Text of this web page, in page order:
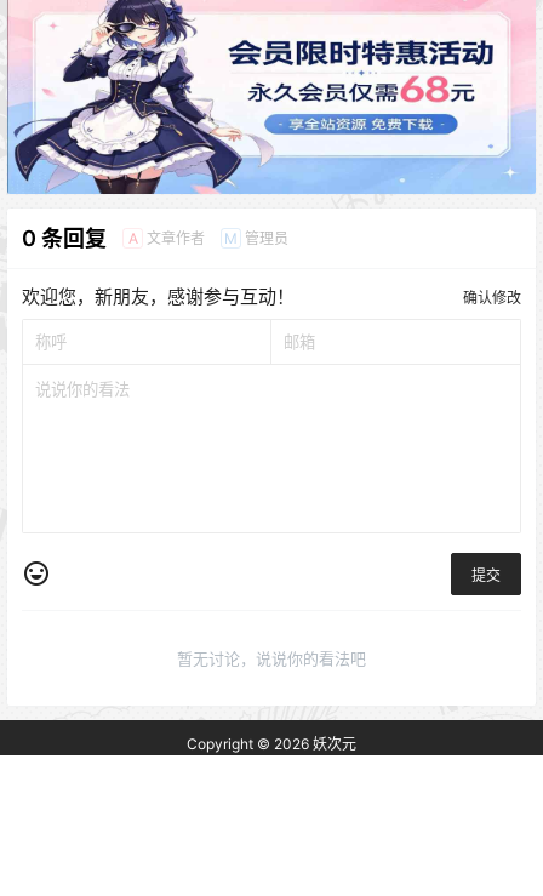
0 条回复 A 文章作者 M 管理员
欢迎您，新朋友，感谢参与互动！ 确认修改
提交
暂无讨论，说说你的看法吧
Copyright © 2026 妖次元